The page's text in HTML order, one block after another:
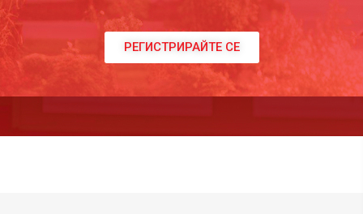
РЕГИСТРИРАЙТЕ СЕ